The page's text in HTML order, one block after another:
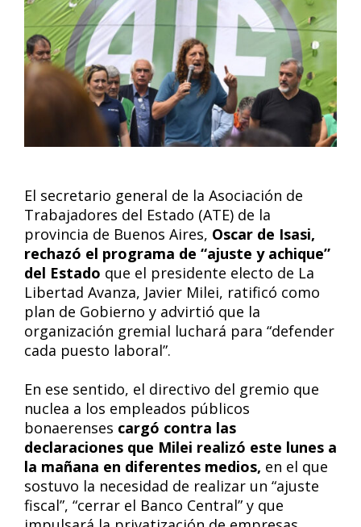
El secretario general de la Asociación de
Trabajadores del Estado (ATE) de la
provincia de Buenos Aires, Oscar de Isasi,
rechazó el programa de “ajuste y achique”
del Estado que el presidente electo de La
Libertad Avanza, Javier Milei, ratificó como
plan de Gobierno y advirtió que la
organización gremial luchará para “defender
cada puesto laboral”.
En ese sentido, el directivo del gremio que
nuclea a los empleados públicos
bonaerenses cargó contra las
declaraciones que Milei realizó este lunes a
la mañana en diferentes medios, en el que
sostuvo la necesidad de realizar un “ajuste
fiscal”, “cerrar el Banco Central” y que